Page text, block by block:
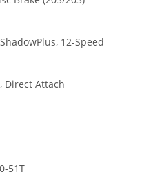
12-Speed
Direct Attach
51T